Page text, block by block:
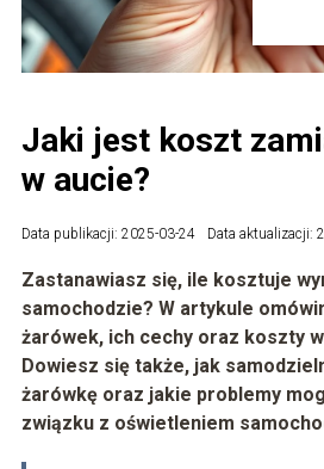
Jaki jest koszt
w aucie?
Data publikacji: 2025-03-24 Data aktualizacji:
Zastanawiasz się, ile kosztuje
samochodzie? W artykule
żarówek, ich cechy oraz koszty
Dowiesz się także, jak
żarówkę oraz jakie problemy
związku z oświetleniem